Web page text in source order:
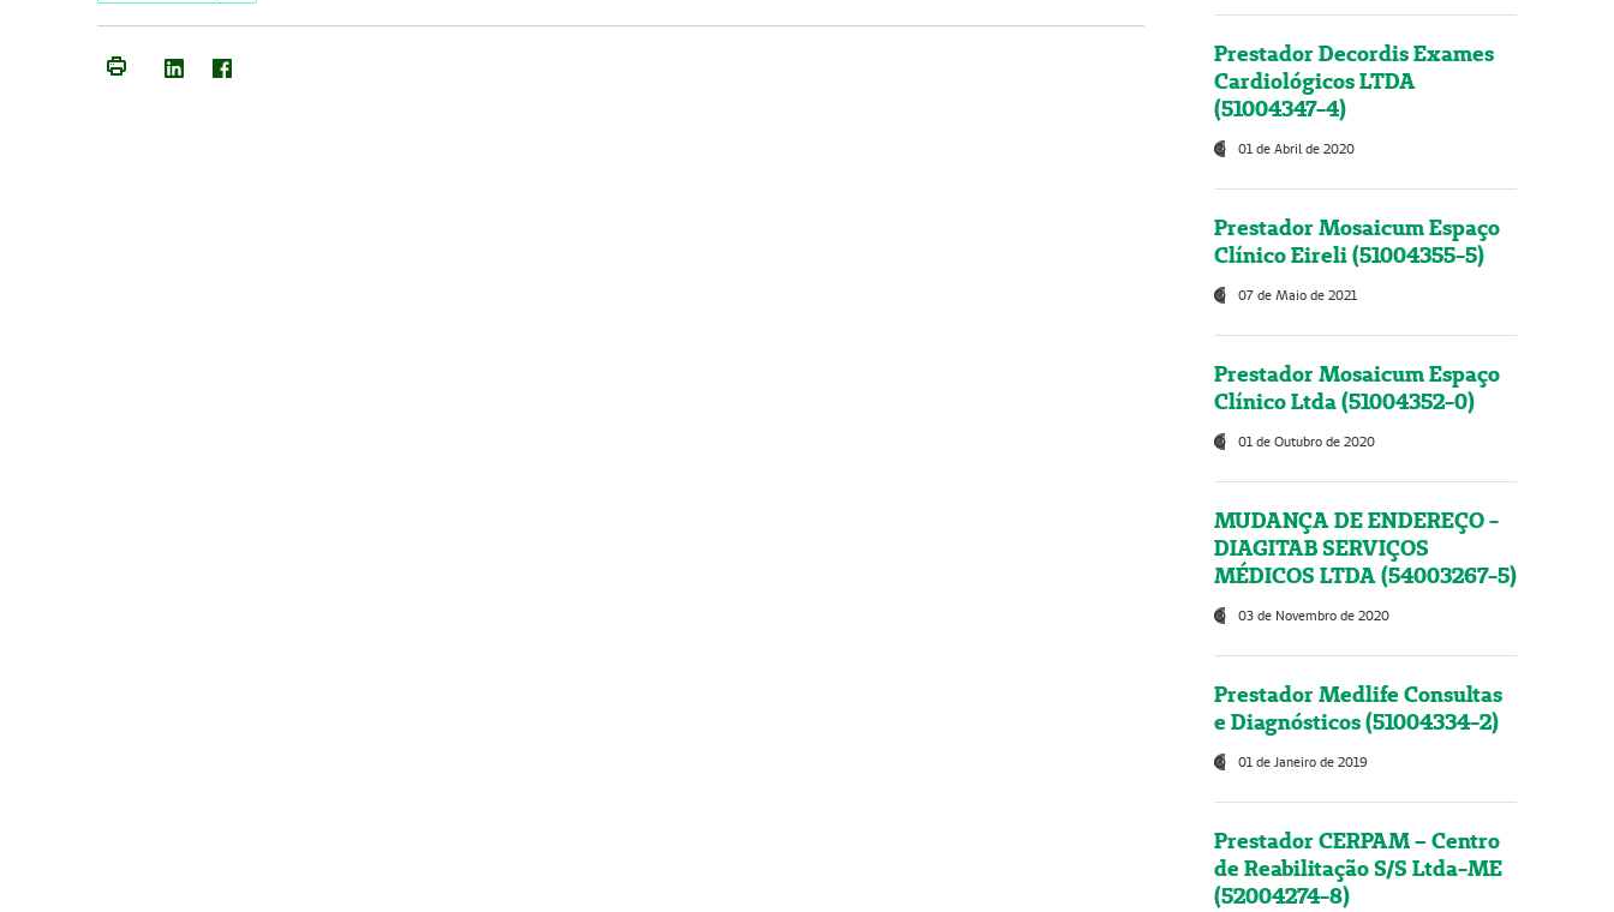
Prestador Decordis Exames
Cardiológicos LTDA
(51004347-4)
01 de Abril de 2020
Prestador Mosaicum Espaço
Clínico Eireli (51004355-5)
07 de Maio de 2021
Prestador Mosaicum Espaço
Clínico Ltda (51004352-0)
01 de Outubro de 2020
MUDANÇA DE ENDEREÇO -
DIAGITAB SERVIÇOS
MÉDICOS LTDA (54003267-5)
03 de Novembro de 2020
Prestador Medlife Consultas
e Diagnósticos (51004334-2)
01 de Janeiro de 2019
Prestador CERPAM – Centro
de Reabilitação S/S Ltda-ME
(52004274-8)